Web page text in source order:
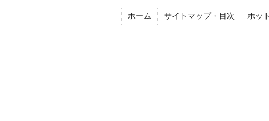
ホーム サイトマップ・目次 ホッ